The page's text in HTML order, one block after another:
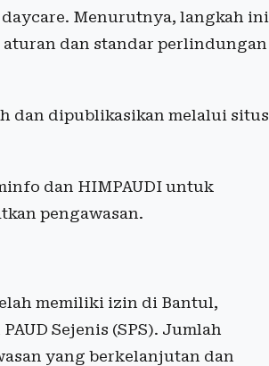
Menurutnya, langkah ini
dan standar perlindungan
dan dipublikasikan melalui situs
dan HIMPAUDI untuk
pengawasan.
memiliki izin di Bantul,
Sejenis (SPS). Jumlah
yang berkelanjutan dan